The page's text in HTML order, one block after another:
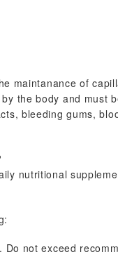
maintanance of
the body and must
bleeding gums,
nutritional
not exceed